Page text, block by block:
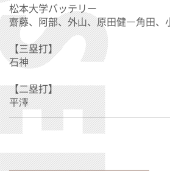
松本大学バッテリー
齋藤、阿部、外山、原田健―角田、
【三塁打】
石神
【二塁打】
平澤